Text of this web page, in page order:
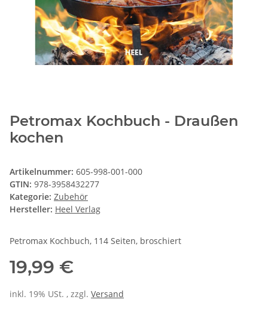
Petromax Kochbuch - Draußen
kochen
Artikelnummer: 605-998-001-000
GTIN: 978-3958432277
Kategorie: Zubehör
Hersteller: Heel Verlag
Petromax Kochbuch, 114 Seiten, broschiert
19,99 €
inkl. 19% USt. , zzgl. Versand